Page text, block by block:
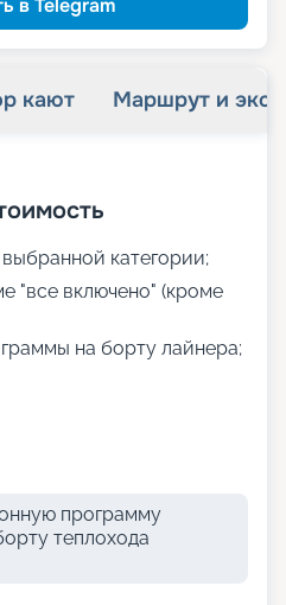
в Telegram
кают Маршрут и
категории;
"все включено" (кроме
на борту лайнера;
программу
теплохода